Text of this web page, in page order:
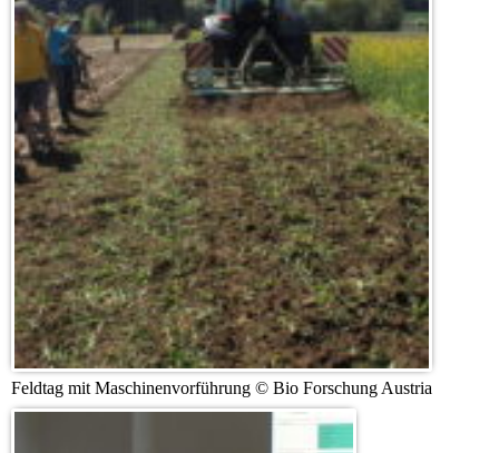
Feldtag mit Maschinenvorführung © Bio Forschung Austria